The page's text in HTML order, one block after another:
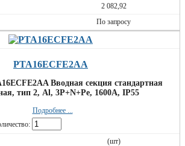
2 082,92
По запросу
PTA16ECFE2AA
Вводная секция стандартная
тип 2, Al, 3P+N+Pe, 1600А, IP55
Подробнее ...
(шт)